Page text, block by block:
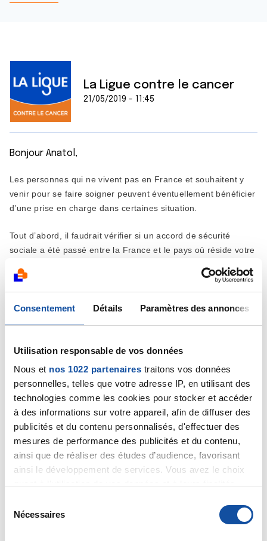
Consentement Détails Paramètres des annonces
Utilisation responsable de vos données
Nous et nos 1022 partenaires traitons vos données
personnelles, telles que votre adresse IP, en utilisant des
technologies comme les cookies pour stocker et accéder
à des informations sur votre appareil, afin de diffuser des
publicités et du contenu personnalisés, d'effectuer des
mesures de performance des publicités et du contenu,
ainsi que de réaliser des études d’audience, favorisant
ainsi le développement de services. Vous avez le choix
tout moment en consultant la Déclaration relative aux
cookies ou en cliquant sur l'icône de confidentialité.
Nécessaires
La Ligue contre le cancer
21/05/2019 - 11:45
Bonjour Anatol,
Les personnes qui ne vivent pas en France et souhaitent y
venir pour se faire soigner peuvent éventuellement bénéficier
d’une prise en charge dans certaines situation.
Tout d’abord, il faudrait vérifier si un accord de sécurité
sociale a été passé entre la France et le pays où réside votre
https://www.cleiss.fr/particuliers/venir/soins/index
.html
une prise en charge pour qu’ils soient assurés en France.
qui couvre votre mère.
Si vous n’êtes pas dans ces situations, je vous invite à vous
rapprocher d’une association d’aide aux étrangers, comme le
COMEDE par exemple, qui pourra vous renseigner en
fonction de sa situation.
Bien cordialement